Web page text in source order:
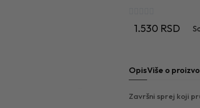
1.530 RSD
OpisViše o
Završni sprej koji